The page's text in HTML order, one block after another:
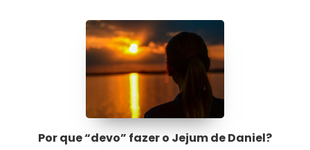
Por que “devo” fazer o Jejum de Daniel?